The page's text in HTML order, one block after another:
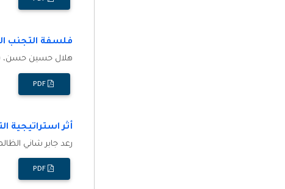
فلسفة التجنب
هلال حسين حسن،
أثر استراتيجية
رعد جابر شاني